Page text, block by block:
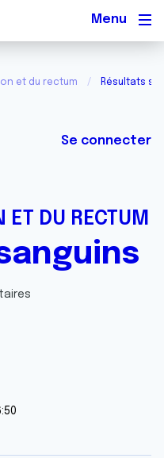
et du rectum Résultats
Se connecter
ET DU RECTUM